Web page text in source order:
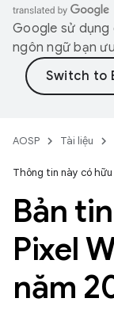
Google sử dụng
ngôn ngữ bạn
AOSP Tài liệu
Thông tin này có
Bản
Pixel
năm